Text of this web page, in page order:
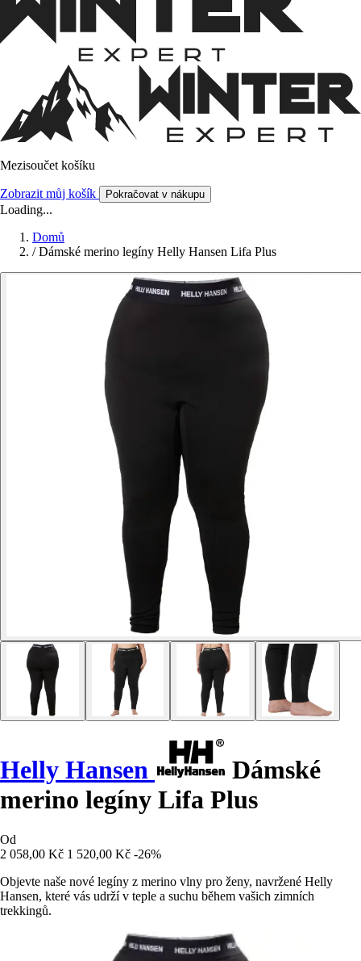
Mezisoučet košíku
Zobrazit můj košík Pokračovat v nákupu
Loading...
Domů
/ Dámské merino legíny Helly Hansen Lifa Plus
Helly Hansen
Dámské
merino legíny Lifa Plus
Od
2 058,00 Kč 1 520,00 Kč -26%
Objevte naše nové legíny z merino vlny pro ženy, navržené Helly
Hansen, které vás udrží v teple a suchu během vašich zimních
trekkingů.